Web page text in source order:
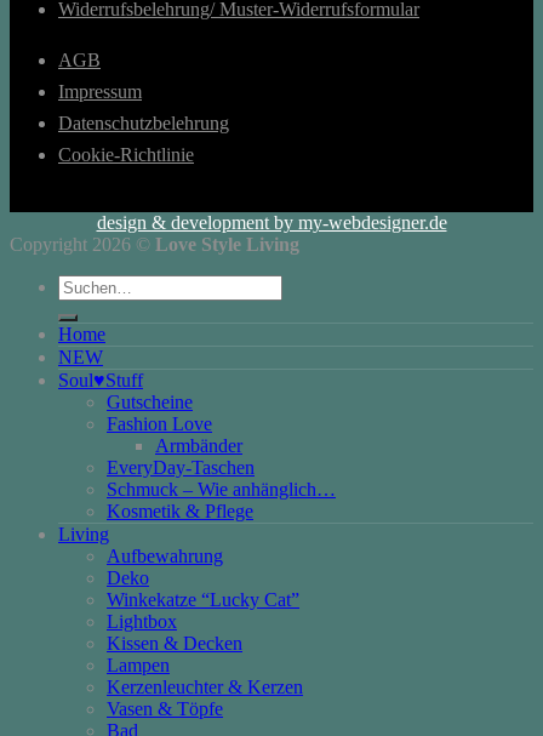
Widerrufsbelehrung/ Muster-Widerrufsformular
AGB
Impressum
Datenschutzbelehrung
Cookie-Richtlinie
design & development by my-webdesigner.de
Copyright 2026 © Love Style Living
Suchen
nach:
Home
NEW
Soul♥Stuff
Gutscheine
Fashion Love
Armbänder
EveryDay-Taschen
Schmuck – Wie anhänglich…
Kosmetik & Pflege
Living
Aufbewahrung
Deko
Winkekatze “Lucky Cat”
Lightbox
Kissen & Decken
Lampen
Kerzenleuchter & Kerzen
Vasen & Töpfe
Bad